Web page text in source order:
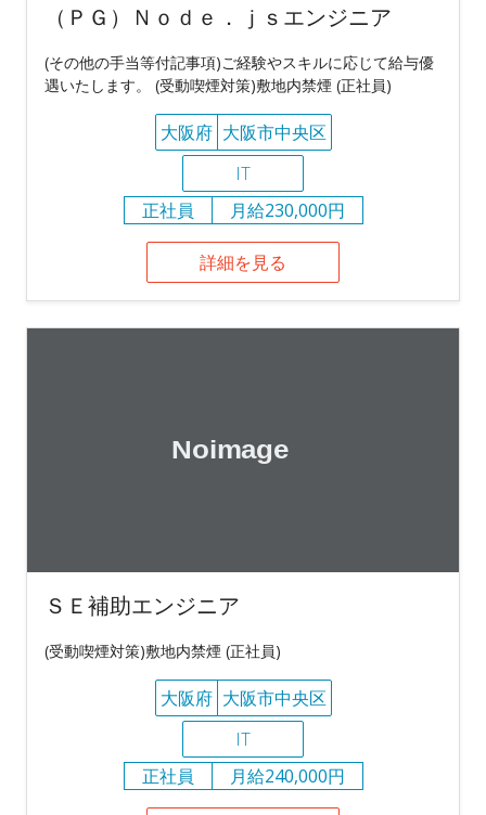
（ＰＧ）Ｎｏｄｅ．ｊｓエンジニア
(その他の手当等付記事項)ご経験やスキルに応じて給与優
遇いたします。 (受動喫煙対策)敷地内禁煙 (正社員)
大阪府 大阪市中央区
IT
正社員
月給230,000円
詳細を見る
ＳＥ補助エンジニア
(受動喫煙対策)敷地内禁煙 (正社員)
大阪府 大阪市中央区
IT
正社員
月給240,000円